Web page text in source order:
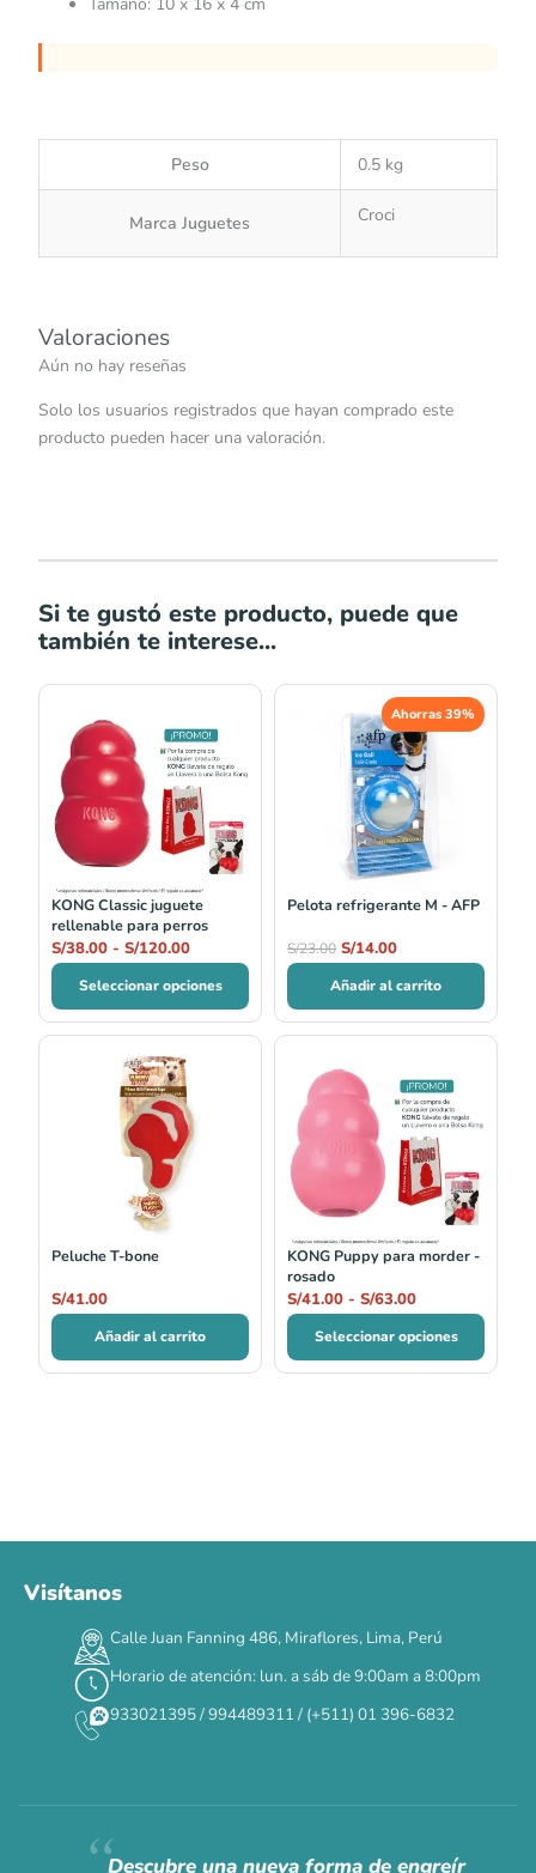
Peso 0.5 kg
Marca Juguetes Croci
Valoraciones
Aún no hay reseñas
Solo los usuarios registrados que hayan comprado este
producto pueden hacer una valoración.
Si te gustó este producto, puede que
también te interese...
KONG Classic juguete
rellenable para perros
S/38.00 - S/120.00
de
precios:
desde
S/38.00
hasta
S/120.00
Seleccionar opciones
Ahorras 39%
Pelota refrigerante M - AFP
S/23.00
precio
original
era:
S/23.00.
S/14.00
El
precio
actual
es:
S/14.00.
Añadir al carrito
Peluche T-bone
S/41.00
Añadir al carrito
KONG Puppy para morder -
rosado
S/41.00 - S/63.00
de
precios:
desde
S/41.00
hasta
S/63.00
Seleccionar opciones
DÍAS HORAS MIN SEG
✕
Siempre fuimosraros.
Visítanos
Calle Juan Fanning 486, Miraflores, Lima, Perú
Horario de atención: lun. a sáb de 9:00am a 8:00pm
933021395 / 994489311 / (+511) 01 396-6832
Descubre una nueva forma de engreír